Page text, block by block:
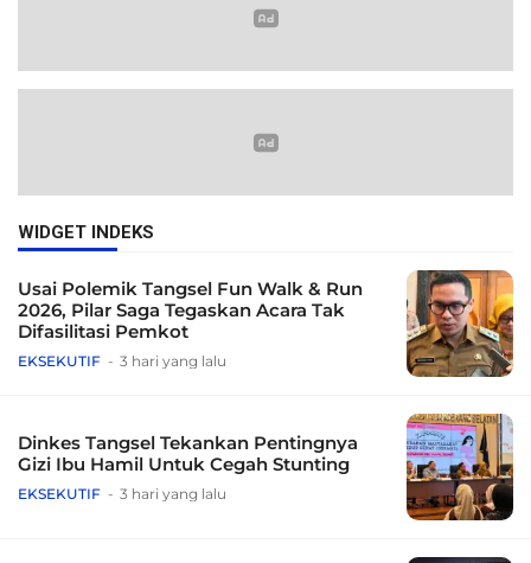
WIDGET INDEKS
Usai Polemik Tangsel Fun Walk & Run
2026, Pilar Saga Tegaskan Acara Tak
Difasilitasi Pemkot
EKSEKUTIF 3 hari yang lalu
Dinkes Tangsel Tekankan Pentingnya
Gizi Ibu Hamil Untuk Cegah Stunting
EKSEKUTIF 3 hari yang lalu